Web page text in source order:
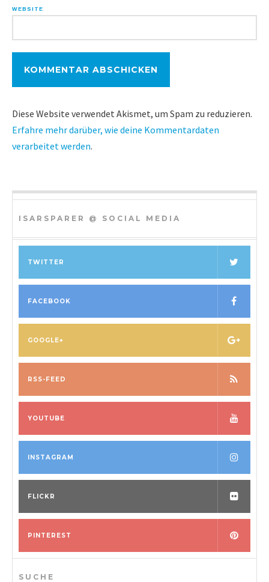
WEBSITE
Diese Website verwendet Akismet, um Spam zu reduzieren.
Erfahre mehr darüber, wie deine Kommentardaten
verarbeitet werden.
ISARSPARER @ SOCIAL MEDIA
TWITTER
FACEBOOK
GOOGLE+
RSS-FEED
YOUTUBE
INSTAGRAM
FLICKR
PINTEREST
SUCHE